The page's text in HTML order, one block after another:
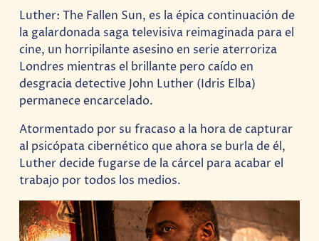
Luther: The Fallen Sun, es la épica continuación de
la galardonada saga televisiva reimaginada para el
cine, un horripilante asesino en serie aterroriza
Londres mientras el brillante pero caído en
desgracia detective John Luther (Idris Elba)
permanece encarcelado.
Atormentado por su fracaso a la hora de capturar
al psicópata cibernético que ahora se burla de él,
Luther decide fugarse de la cárcel para acabar el
trabajo por todos los medios.